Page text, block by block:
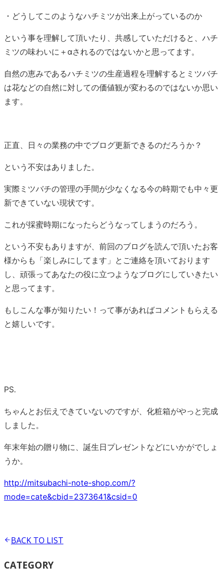
・どうしてこのようなハチミツが出来上がっているのか
という事を理解して頂いたり、共感していただけると、ハチ
ミツの味わいに＋αされるのではないかと思ってます。
自然の恵みであるハチミツの生産過程を理解するとミツバチ
は花などの自然に対しての価値観が変わるのではないか思い
ます。
正直、日々の業務の中でブログ更新できるのだろうか？
という不安はありました。
実際ミツバチの管理の手間が少なくなる今の時期でも中々更
新できていない現状です。
これが採蜜時期になったらどうなってしまうのだろう。
という不安もありますが、前回のブログを読んで頂いたお客
様からも「楽しみにしてます」とご連絡を頂いております
し、頑張ってあなたの役に立つようなブログにしていきたい
と思ってます。
もしこんな事が知りたい！って事があればコメントもらえる
と嬉しいです。
PS.
ちゃんとお伝えできていないのですが、化粧箱がやっと完成
しました。
年末年始の贈り物に、誕生日プレゼントなどにいかがでしょ
うか。
http://mitsubachi-note-shop.com/?
mode=cate&cbid=2373641&csid=0
BACK TO LIST
CATEGORY